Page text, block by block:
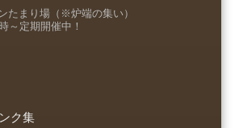
たまり場（※炉端の集い）
～定期開催中！
ク集